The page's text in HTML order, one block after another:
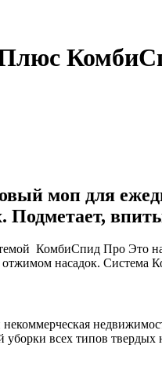
моп для
Подметает,
КомбиСпид Про Это
отжимом насадок. Система
уборки всех типов